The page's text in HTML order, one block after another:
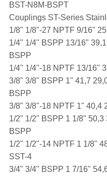
BST-N8M-BSPT
Couplings ST-Series
1/8" 1/8"-27 NPTF 9/16"
1/4" 1/4" BSPP 13/16"
BSPP
1/4" 1/4"-18 NPTF 13/16"
3/8" 3/8" BSPP 1" 41,7
BSPP
3/8" 3/8"-18 NPTF 1" 40,4
1/2" 1/2" BSPP 1 1/8" 50,3
BSPP
1/2" 1/2"-14 NPTF 1 1/8"
SST-4
3/4" 3/4" BSPP 1 7/16"